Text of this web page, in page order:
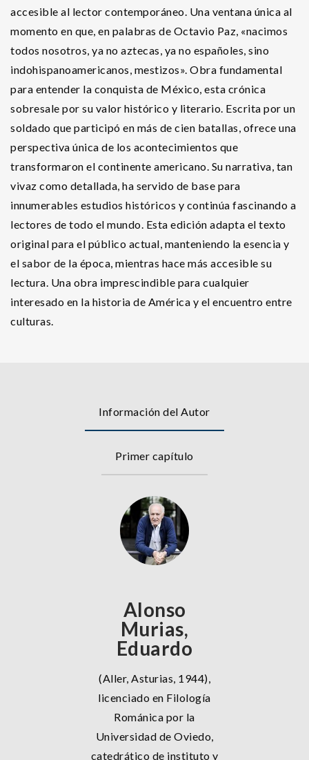
accesible al lector contemporáneo. Una ventana única al
momento en que, en palabras de Octavio Paz, «nacimos
todos nosotros, ya no aztecas, ya no españoles, sino
indohispanoamericanos, mestizos». Obra fundamental
para entender la conquista de México, esta crónica
sobresale por su valor histórico y literario. Escrita por un
soldado que participó en más de cien batallas, ofrece una
perspectiva única de los acontecimientos que
transformaron el continente americano. Su narrativa, tan
vivaz como detallada, ha servido de base para
innumerables estudios históricos y continúa fascinando a
lectores de todo el mundo. Esta edición adapta el texto
original para el público actual, manteniendo la esencia y
el sabor de la época, mientras hace más accesible su
lectura. Una obra imprescindible para cualquier
interesado en la historia de América y el encuentro entre
culturas.
Información del Autor
Primer capítulo
Alonso
Murias,
Eduardo
(Aller, Asturias, 1944),
licenciado en Filología
Románica por la
Universidad de Oviedo,
catedrático de instituto y